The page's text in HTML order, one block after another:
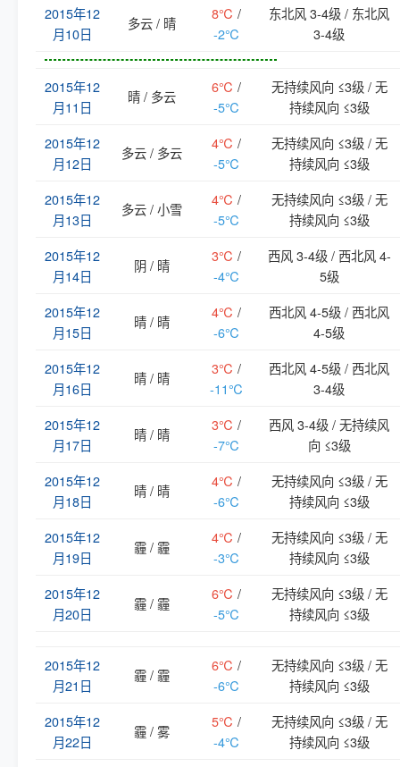
2015年12
月10日
多云 / 晴
8℃ /
-2℃
东北风 3-4级 / 东北风
3-4级
2015年12
月11日
晴 / 多云
6℃ /
-5℃
无持续风向 ≤3级 / 无
持续风向 ≤3级
2015年12
月12日
多云 / 多云
4℃ /
-5℃
无持续风向 ≤3级 / 无
持续风向 ≤3级
2015年12
月13日
多云 / 小雪
4℃ /
-5℃
无持续风向 ≤3级 / 无
持续风向 ≤3级
2015年12
月14日
阴 / 晴
3℃ /
-4℃
西风 3-4级 / 西北风 4-
5级
2015年12
月15日
晴 / 晴
4℃ /
-6℃
西北风 4-5级 / 西北风
4-5级
2015年12
月16日
晴 / 晴
3℃ /
-11℃
西北风 4-5级 / 西北风
3-4级
2015年12
月17日
晴 / 晴
3℃ /
-7℃
西风 3-4级 / 无持续风
向 ≤3级
2015年12
月18日
晴 / 晴
4℃ /
-6℃
无持续风向 ≤3级 / 无
持续风向 ≤3级
2015年12
月19日
霾 / 霾
4℃ /
-3℃
无持续风向 ≤3级 / 无
持续风向 ≤3级
2015年12
月20日
霾 / 霾
6℃ /
-5℃
无持续风向 ≤3级 / 无
持续风向 ≤3级
2015年12
月21日
霾 / 霾
6℃ /
-6℃
无持续风向 ≤3级 / 无
持续风向 ≤3级
2015年12
月22日
霾 / 雾
5℃ /
-4℃
无持续风向 ≤3级 / 无
持续风向 ≤3级